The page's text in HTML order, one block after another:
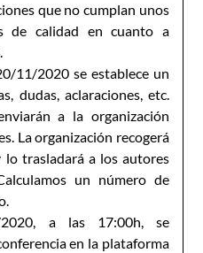
que no cumplan unos
de calidad en cuanto a
11/2020 se establece un
dudas, aclaraciones, etc.
a la organización
La organización recogerá
trasladará a los autores
un número de
a las 17:00h, se
en la plataforma